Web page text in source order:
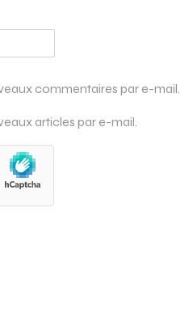
commentaires par e-mail.
articles par e-mail.